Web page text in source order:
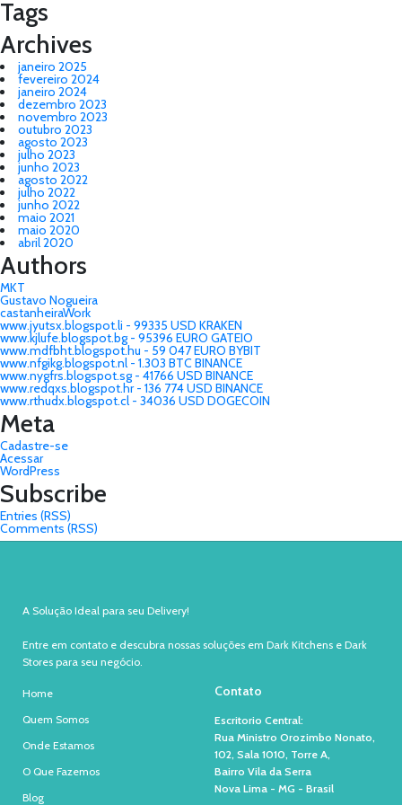
Tags
Archives
janeiro 2025
fevereiro 2024
janeiro 2024
dezembro 2023
novembro 2023
outubro 2023
agosto 2023
julho 2023
junho 2023
agosto 2022
julho 2022
junho 2022
maio 2021
maio 2020
abril 2020
Authors
MKT
Gustavo Nogueira
castanheiraWork
www.jyutsx.blogspot.li - 99335 USD KRAKEN
www.kjlufe.blogspot.bg - 95396 EURO GATEIO
www.mdfbht.blogspot.hu - 59 047 EURO BYBIT
www.nfgikg.blogspot.nl - 1.303 BTC BINANCE
www.nygfrs.blogspot.sg - 41766 USD BINANCE
www.redqxs.blogspot.hr - 136 774 USD BINANCE
www.rthudx.blogspot.cl - 34036 USD DOGECOIN
Meta
Cadastre-se
Acessar
WordPress
Subscribe
Entries (RSS)
Comments (RSS)
A Solução Ideal para seu Delivery!
Entre em contato e descubra nossas soluções em Dark Kitchens e Dark
Stores para seu negócio.
Home
Quem Somos
Onde Estamos
O Que Fazemos
Blog
Contato
Escritorio Central:
Rua Ministro Orozimbo Nonato,
102, Sala 1010, Torre A,
Bairro Vila da Serra
Nova Lima - MG - Brasil